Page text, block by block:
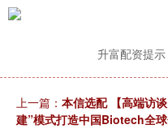
升富配资提
上一篇： 本信选配 【高端访
建”模式打造中国Biotech全